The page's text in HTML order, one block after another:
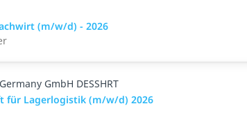
(m/w/d) - 2026
GmbH DESSHRT
für Lagerlogistik (m/w/d) 2026